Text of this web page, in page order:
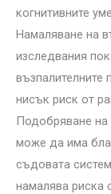
когнитивните
Намаляване на
изследвания
възпалителните
нисък риск от
Подобряване
може да има
съдовата
намалява риска